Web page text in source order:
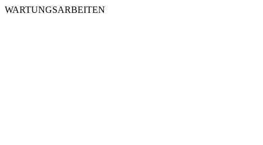
WARTUNGSARBEITEN